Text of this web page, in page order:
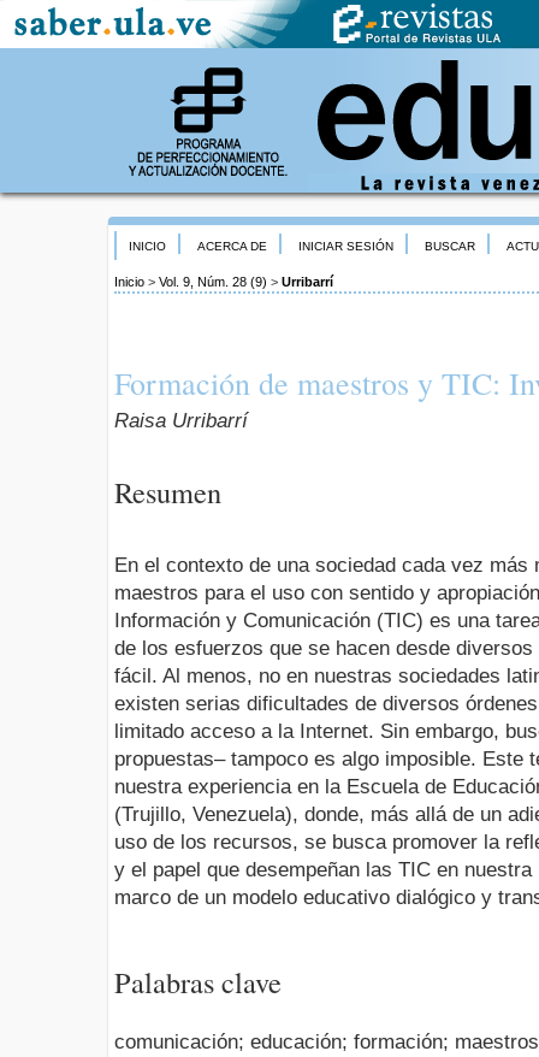
INICIO ACERCA DE INICIAR SESIÓN BUSCAR
Inicio > Vol. 9, Núm. 28 (9) > Urribarrí
Formación de maestros y TIC:
Raisa Urribarrí
Resumen
En el contexto de una sociedad cada vez
maestros para el uso con sentido y
Información y Comunicación (TIC) es una
de los esfuerzos que se hacen desde
fácil. Al menos, no en nuestras sociedades
existen serias dificultades de diversos
limitado acceso a la Internet. Sin embargo,
propuestas– tampoco es algo imposible. Este
nuestra experiencia en la Escuela de
(Trujillo, Venezuela), donde, más allá de un
uso de los recursos, se busca promover la
y el papel que desempeñan las TIC en
marco de un modelo educativo dialógico y
Palabras clave
comunicación; educación; formación;